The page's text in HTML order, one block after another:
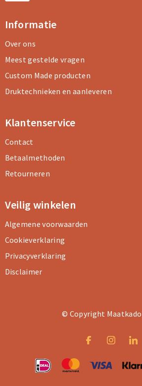
Informatie
Over ons
Meest gestelde vragen
Custom Made producten
Druktechnieken en aanleveren
Klantenservice
Contact
Betaalmethoden
Retourneren
Veilig winkelen
Algemene voorwaarden
Cookieverklaring
Privacyverklaring
Disclaimer
© Copyright Maatkado